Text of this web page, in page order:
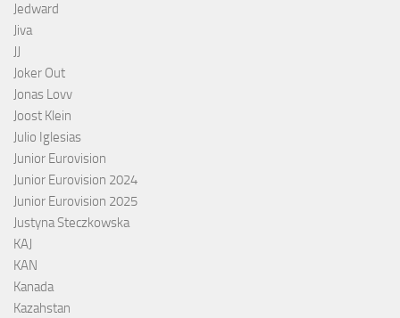
Jedward
Jiva
JJ
Joker Out
Jonas Lovv
Joost Klein
Julio Iglesias
Junior Eurovision
Junior Eurovision 2024
Junior Eurovision 2025
Justyna Steczkowska
KAJ
KAN
Kanada
Kazahstan